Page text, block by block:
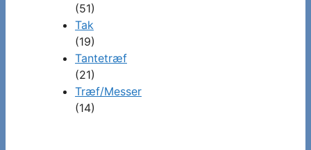
(51)
Tak
(19)
Tantetræf
(21)
Træf/Messer
(14)